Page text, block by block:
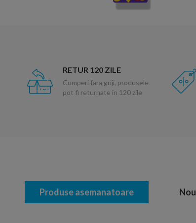
RETUR 120 ZILE
Cumperi fara griji, produsele
pot fi returnate in 120 zile
Produse asemanatoare